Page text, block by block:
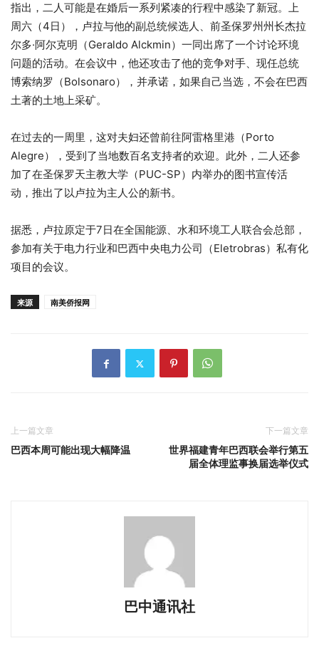
指出，二人可能是在婚后一系列紧凑的行程中感染了新冠。上
周六（4日），卢拉与他的副总统候选人、前圣保罗州州长杰拉
尔多·阿尔克明（Geraldo Alckmin）一同出席了一个讨论环境
问题的活动。在会议中，他还攻击了他的竞争对手、现任总统
博索纳罗（Bolsonaro），并承诺，如果自己当选，不会在巴西
土著的土地上采矿。
在过去的一周里，这对夫妇还曾前往阿雷格里港（Porto
Alegre），受到了当地数百名支持者的欢迎。此外，二人还参
加了在圣保罗天主教大学（PUC-SP）内举办的图书宣传活
动，推出了以卢拉为主人公的新书。
据悉，卢拉原定于7日在全国能源、水和环境工人联合会总部，
参加有关于电力行业和巴西中央电力公司（Eletrobras）私有化
项目的会议。
来源 南美侨报网
上一篇文章
巴西本周可能出现大幅降温
下一篇文章
世界福建青年巴西联会举行第五
届全体理监事换届选举仪式
巴中通讯社